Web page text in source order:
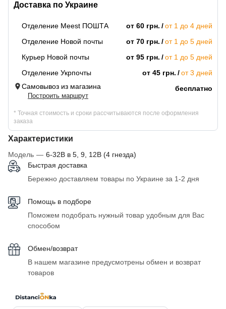
Доставка по Украине
Отделение Meest ПОШТА от 60 грн.
от 1 до 4 дней
Отделение Новой почты
от 70 грн.
от 1 до 5 дней
Курьер Новой почты
от 95 грн.
от 1 до 5 дней
Отделение Укрпочты
от 45 грн.
от 3 дней
Самовывоз из магазина
Построить маршрут
бесплатно
* Точная стоимость и сроки рассчитываются после оформления
заказа
Характеристики
Модель — 6-32В в 5, 9, 12В (4 гнезда)
Быстрая доставка
Бережно доставляем товары по Украине за 1-2 дня
Помощь в подборе
Поможем подобрать нужный товар удобным для Вас
способом
Обмен/возврат
В нашем магазине предусмотрены обмен и возврат
товаров